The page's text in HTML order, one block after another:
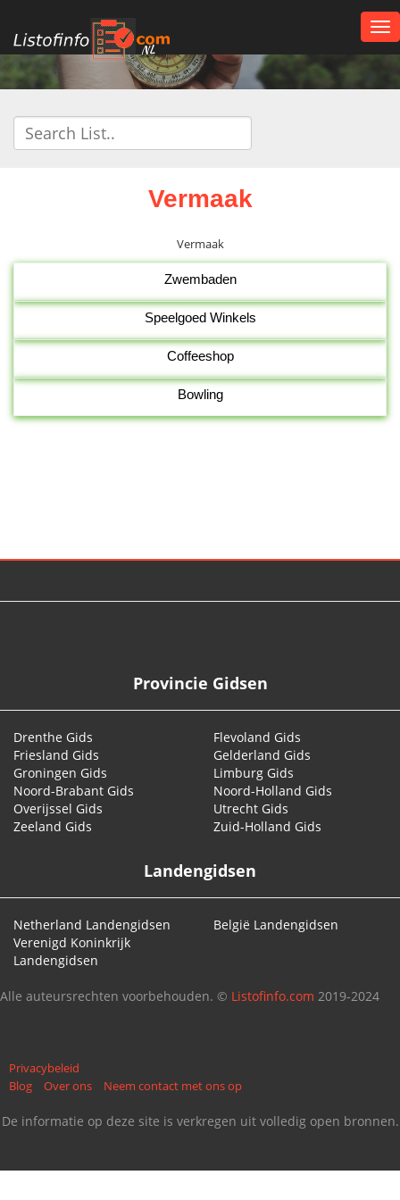
NL
Vermaak
Vermaak
Zwembaden
Speelgoed Winkels
Coffeeshop
Bowling
Provincie Gidsen
Drenthe Gids
Flevoland Gids
Friesland Gids
Gelderland Gids
Groningen Gids
Limburg Gids
Noord-Brabant Gids
Noord-Holland Gids
Overijssel Gids
Utrecht Gids
Zeeland Gids
Zuid-Holland Gids
Landengidsen
Netherland Landengidsen
België Landengidsen
Verenigd Koninkrijk
Landengidsen
Alle auteursrechten voorbehouden. © Listofinfo.com 2019-2024
Privacybeleid
Blog
Over ons Neem contact met ons op
De informatie op deze site is verkregen uit volledig open bronnen.